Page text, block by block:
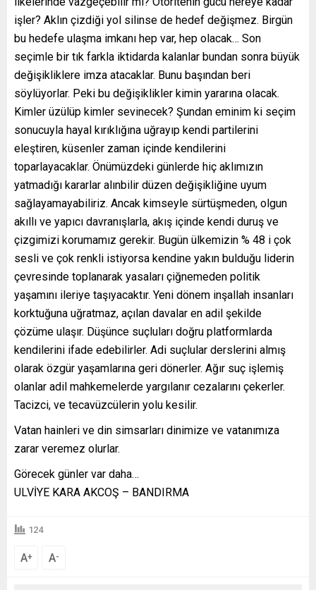
işler? Aklın çizdiği yol silinse de hedef değişmez. Birgün
bu hedefe ulaşma imkanı hep var, hep olacak… Son
seçimle bir tık farkla iktidarda kalanlar bundan sonra büyük
değişikliklere imza atacaklar. Bunu başından beri
söylüyorlar. Peki bu değişiklikler kimin yararına olacak.
Kimler üzülüp kimler sevinecek? Şundan eminim ki seçim
sonucuyla hayal kırıklığına uğrayıp kendi partilerini
eleştiren, küsenler zaman içinde kendilerini
toparlayacaklar. Önümüzdeki günlerde hiç aklımızın
yatmadığı kararlar alınbilir düzen değişikliğine uyum
sağlayamayabiliriz. Ancak kimseyle sürtüşmeden, olgun
akıllı ve yapıcı davranışlarla, akış içinde kendi duruş ve
çizgimizi korumamız gerekir. Bugün ülkemizin % 48 i çok
sesli ve çok renkli istiyorsa kendine yakın bulduğu liderin
çevresinde toplanarak yasaları çiğnemeden politik
yaşamını ileriye taşıyacaktır. Yeni dönem inşallah insanları
korktuğuna uğratmaz, açılan davalar en adil şekilde
çözüme ulaşır. Düşünce suçluları doğru platformlarda
kendilerini ifade edebilirler. Adi suçlular derslerini almış
olarak özgür yaşamlarına geri dönerler. Ağır suç işlemiş
olanlar adil mahkemelerde yargılanır cezalarını çekerler.
Tacizci, ve tecavüzcülerin yolu kesilir.
Vatan hainleri ve din simsarları dinimize ve vatanımıza
zarar veremez olurlar.
Görecek günler var daha…
ULVİYE KARA AKCOŞ – BANDIRMA
124
A+ A-